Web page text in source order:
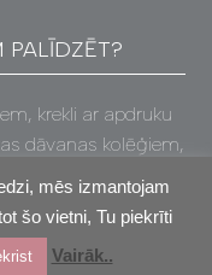
PALĪDZĒT?
krekli ar apdruku
dāvanas kolēģiem,
mēs izmantojam
šo vietni, Tu piekrīti
Vairāk..